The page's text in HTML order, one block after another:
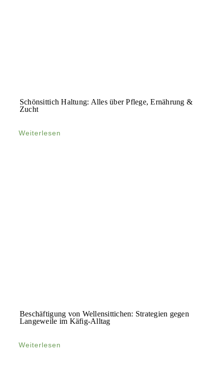
Schönsittich Haltung: Alles über Pflege, Ernährung &
Zucht
Weiterlesen
Beschäftigung von Wellensittichen: Strategien gegen
Langeweile im Käfig-Alltag
Weiterlesen